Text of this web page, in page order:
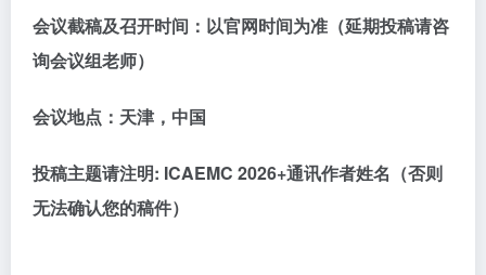
会议截稿及召开时间：以官网时间为准（延期投稿请咨
询会议组老师）
会议地点：天津，中国
投稿主题请注明: ICAEMC 2026+通讯作者姓名（否则
无法确认您的稿件）